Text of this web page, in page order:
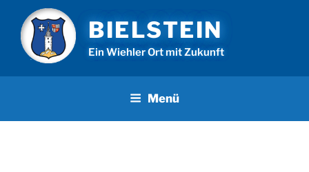
Inhalt
springen
BIELSTEIN
Ein Wiehler Ort mit Zukunft
Menü